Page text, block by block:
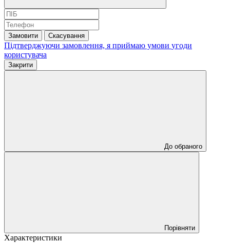
Замовити Скасування
Підтверджуючи замовлення, я приймаю умови угоди
користувача
Закрити
До обраного
Порівняти
Характеристики